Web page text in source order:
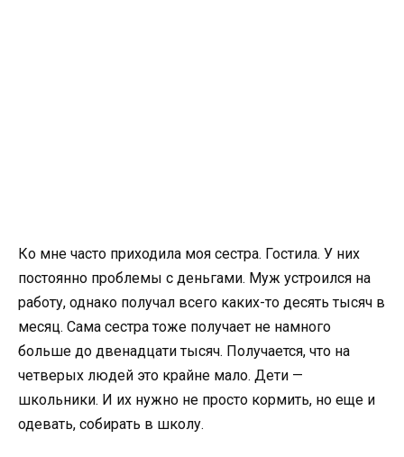
Ко мне часто приходила моя сестра. Гостила. У них
постоянно проблемы с деньгами. Муж устроился на
работу, однако получал всего каких-то десять тысяч в
месяц. Сама сестра тоже получает не намного
больше до двенадцати тысяч. Получается, что на
четверых людей это крайне мало. Дети —
школьники. И их нужно не просто кормить, но еще и
одевать, собирать в школу.